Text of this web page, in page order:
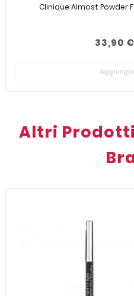
Clinique Almost Powder
33,90 €
Aggiungi
Altri